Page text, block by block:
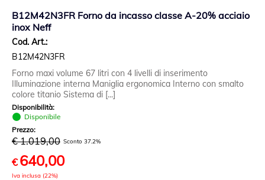
B12M42N3FR Forno da incasso classe A-20% acciaio
inox Neff
Cod. Art.:
B12M42N3FR
Forno maxi volume 67 litri con 4 livelli di inserimento
Illuminazione interna Maniglia ergonomica Interno con smalto
colore titanio Sistema di [...]
Disponibilità:
Disponibile
Prezzo:
€ 1.019,00 Sconto 37.2%
€ 640,00
Iva inclusa (22%)